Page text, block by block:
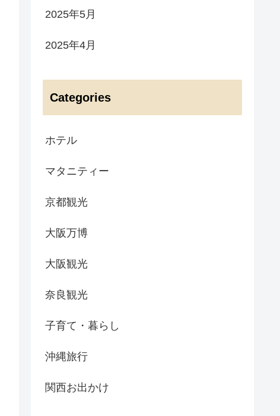
2025年5月
2025年4月
Categories
ホテル
マタニティー
京都観光
大阪万博
大阪観光
奈良観光
子育て・暮らし
沖縄旅行
関西お出かけ